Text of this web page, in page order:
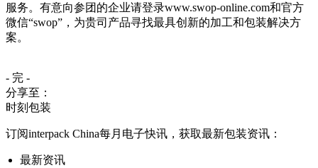
服务。有意向参团的企业请登录www.swop-online.com和官方
微信“swop”，为贵司产品寻找最具创新的加工和包装解决方
案。
- 完 -
分享至：
时刻包装
订阅interpack China每月电子快讯，获取最新包装资讯：
最新资讯